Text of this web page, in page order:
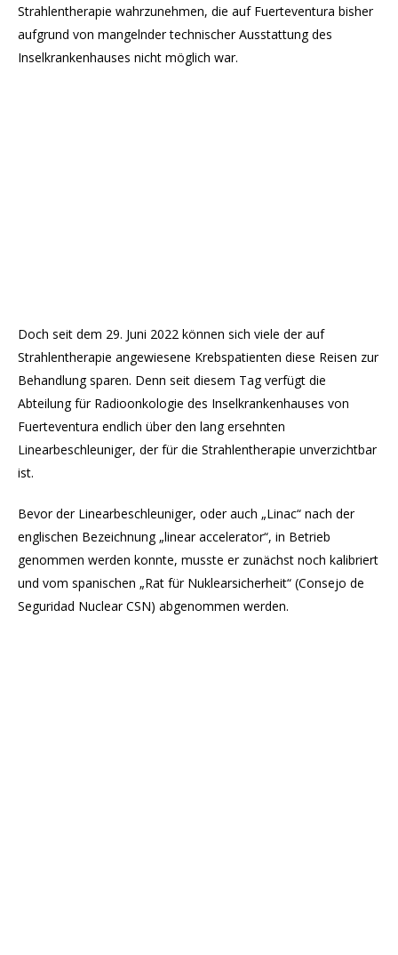
Strahlentherapie wahrzunehmen, die auf Fuerteventura bisher
aufgrund von mangelnder technischer Ausstattung des
Inselkrankenhauses nicht möglich war.
Doch seit dem 29. Juni 2022 können sich viele der auf
Strahlentherapie angewiesene Krebspatienten diese Reisen zur
Behandlung sparen. Denn seit diesem Tag verfügt die
Abteilung für Radioonkologie des Inselkrankenhauses von
Fuerteventura endlich über den lang ersehnten
Linearbeschleuniger, der für die Strahlentherapie unverzichtbar
ist.
Bevor der Linearbeschleuniger, oder auch „Linac“ nach der
englischen Bezeichnung „linear accelerator“, in Betrieb
genommen werden konnte, musste er zunächst noch kalibriert
und vom spanischen „Rat für Nuklearsicherheit“ (Consejo de
Seguridad Nuclear CSN) abgenommen werden.